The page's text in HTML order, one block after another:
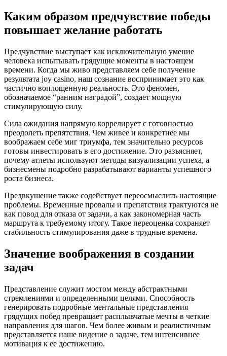
Каким образом предчувствие победы
повышает желание работать
Предчувствие выступает как исключительную умение
человека испытывать грядущие моменты в настоящем
времени. Когда мы живо представляем себе получение
результата joy casino, наш сознание воспринимает это как
частично воплощенную реальность. Это феномен,
обозначаемое “ранним наградой”, создает мощную
стимулирующую силу.
Сила ожидания напрямую коррелирует с готовностью
преодолеть препятствия. Чем живее и конкретнее мы
воображаем себе миг триумфа, тем значительно ресурсов
готовы инвестировать в его достижение. Это разъясняет,
почему атлеты используют методы визуализации успеха, а
бизнесмены подробно разрабатывают варианты успешного
роста бизнеса.
Предвкушение также содействует переосмыслить настоящие
проблемы. Временные провалы и препятствия трактуются не
как повод для отказа от задачи, а как закономерная часть
маршрута к требуемому итогу. Такое переоценка сохраняет
стабильность стимулирования даже в трудные времена.
Значение воображения в создании
задач
Представление служит мостом между абстрактными
стремлениями и определенными целями. Способность
генерировать подробные ментальные представления
грядущих побед превращает расплывчатые мечты в четкие
направления для шагов. Чем более живым и реалистичным
представляется наше видение о задаче, тем интенсивнее
мотивация к ее достижению.